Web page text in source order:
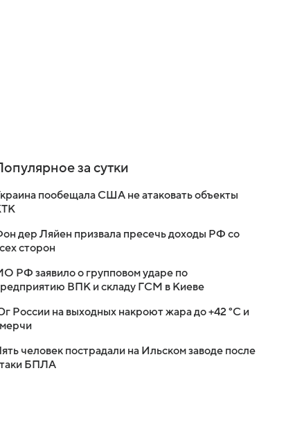
за сутки
пообещала США не атаковать объекты
дер Ляйен призвала пресечь доходы РФ со
сторон
РФ заявило о групповом ударе по
ВПК и складу ГСМ в Киеве
России на выходных накроют жара до +42 °C и
человек пострадали на Ильском заводе после
БПЛА